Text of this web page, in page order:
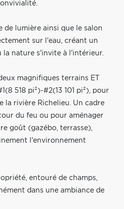
de lumière ainsi que le salon
sur l'eau, créant un
la nature s'invite à l'intérieur.
magnifiques terrains ET
518 pi²)-#2(13 101 pi²), pour
la rivière Richelieu. Un cadre
du feu ou pour aménager
goût (gazébo, terrasse),
l'environnement
entouré de champs,
dans une ambiance de